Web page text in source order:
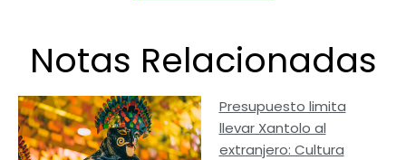
Notas Relacionadas
Presupuesto limita
llevar Xantolo al
extranjero: Cultura